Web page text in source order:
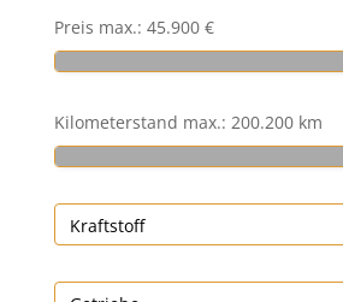
Preis max.: 45.900 €
Kilometerstand max.: 200.200 km
Kraftstoff